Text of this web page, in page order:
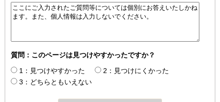
質問：このページは見つけやすかったですか？
1：見つけやすかった
2：見つけにくかった
3：どちらともいえない